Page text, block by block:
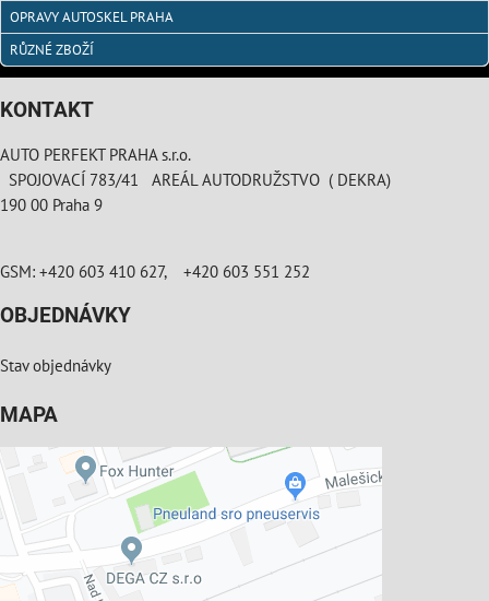
OPRAVY AUTOSKEL PRAHA
RŮZNÉ ZBOŽÍ
KONTAKT
AUTO PERFEKT PRAHA s.r.o.
SPOJOVACÍ 783/41 AREÁL AUTODRUŽSTVO ( DEKRA)
190 00 Praha 9
GSM: +420 603 410 627, +420 603 551 252
OBJEDNÁVKY
Stav objednávky
MAPA